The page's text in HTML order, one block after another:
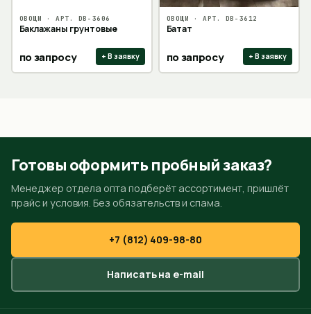
ОВОЩИ · АРТ. DB-3606
Баклажаны грунтовые
по запросу + В заявку
ОВОЩИ · АРТ. DB-3612
Батат
по запросу + В заявку
Готовы оформить пробный заказ?
Менеджер отдела опта подберёт ассортимент, пришлёт
прайс и условия. Без обязательств и спама.
+7 (812) 409-98-80
Написать на e-mail